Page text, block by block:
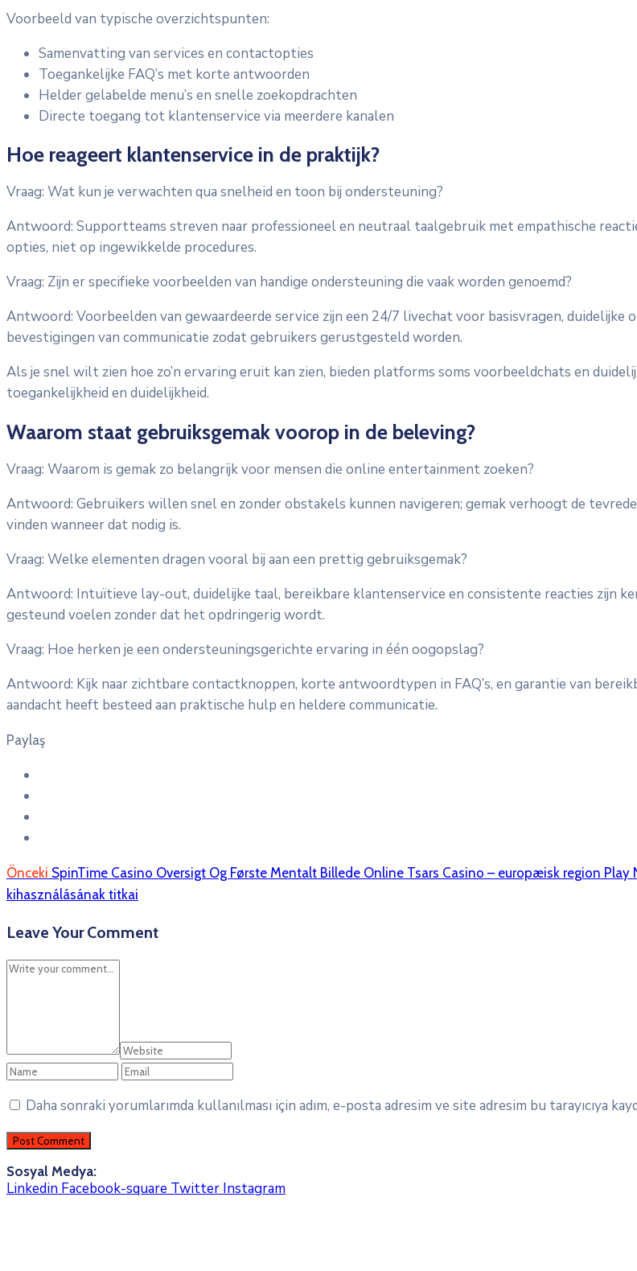
Voorbeeld van typische overzichtspunten:
Samenvatting van services en contactopties
Toegankelijke FAQ’s met korte antwoorden
Helder gelabelde menu’s en snelle zoekopdrachten
Directe toegang tot klantenservice via meerdere kanalen
Hoe reageert klantenservice in de praktijk?
Vraag: Wat kun je verwachten qua snelheid en toon bij ondersteuning?
Antwoord: Supportteams streven naar professioneel en neutraal taalgebruik met empathische
opties, niet op ingewikkelde procedures.
Vraag: Zijn er specifieke voorbeelden van handige ondersteuning die vaak worden genoemd?
Antwoord: Voorbeelden van gewaardeerde service zijn een 24/7 livechat voor basisvragen,
bevestigingen van communicatie zodat gebruikers gerustgesteld worden.
Als je snel wilt zien hoe zo’n ervaring eruit kan zien, bieden platforms soms voorbeeldchats en
toegankelijkheid en duidelijkheid.
Waarom staat gebruiksgemak voorop in de beleving?
Vraag: Waarom is gemak zo belangrijk voor mensen die online entertainment zoeken?
Antwoord: Gebruikers willen snel en zonder obstakels kunnen navigeren; gemak verhoogt de
vinden wanneer dat nodig is.
Vraag: Welke elementen dragen vooral bij aan een prettig gebruiksgemak?
Antwoord: Intuïtieve lay-out, duidelijke taal, bereikbare klantenservice en consistente reacties zijn
gesteund voelen zonder dat het opdringerig wordt.
Vraag: Hoe herken je een ondersteuningsgerichte ervaring in één oogopslag?
Antwoord: Kijk naar zichtbare contactknoppen, korte antwoordtypen in FAQ’s, en garantie van
aandacht heeft besteed aan praktische hulp en heldere communicatie.
Paylaş
Önceki SpinTime Casino Oversigt Og Første Mentalt Billede Online Tsars Casino – europæisk region Play
kihasználásának titkai
Leave Your Comment
Daha sonraki yorumlarımda kullanılması için adım, e-posta adresim ve site adresim bu tarayıcıya
Sosyal Medya:
Linkedin Facebook-square Twitter Instagram